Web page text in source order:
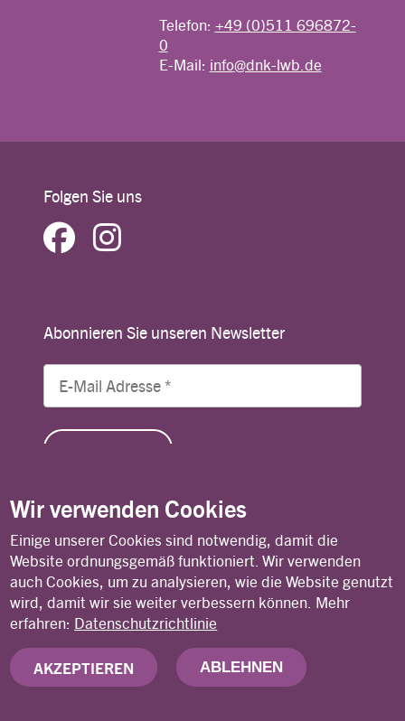
Telefon: +49 (0)511 696872-
0
E-Mail: info@dnk-lwb.de
Folgen Sie uns
Abonnieren Sie unseren Newsletter
© Copyright 2026 Lutheran World Federation
Kontakt Privacy Policy Terms of Use
Deutsches Nationalkomitee des Lutherischen
Weltbundes (DNK/LWB)
Wir verwenden Cookies
Einige unserer Cookies sind notwendig, damit die
Website ordnungsgemäß funktioniert. Wir verwenden
auch Cookies, um zu analysieren, wie die Website genutzt
wird, damit wir sie weiter verbessern können. Mehr
erfahren: Datenschutzrichtlinie
AKZEPTIEREN ABLEHNEN